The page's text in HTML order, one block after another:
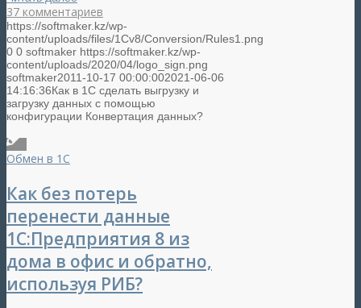
37 комментариев
https://softmaker.kz/wp-
content/uploads/files/1Cv8/Conversion/Rules1.png
0 0 softmaker https://softmaker.kz/wp-
content/uploads/2020/04/logo_sign.png
softmaker2011-10-17 00:00:002021-06-06
14:16:36Как в 1С сделать выгрузку и
загрузку данных с помощью
конфигурации Конвертация данных?
Обмен в 1С
Как без потерь
перенести данные
1С:Предприятия 8 из
дома в офис и обратно,
используя РИБ?